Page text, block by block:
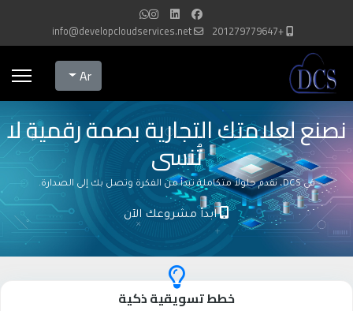
+201279779647
info@developcloudservices.net
Select your language
Ar
نصنع لعلامتك التجارية بصمة رقمية لا
تُنسى
في DCS، نقدم حلولاً متكاملة تبدأ من الفكرة وتصل بك إلى الصدارة.
ابدأ مشروعك الآن
خطط تسويقية ذكية